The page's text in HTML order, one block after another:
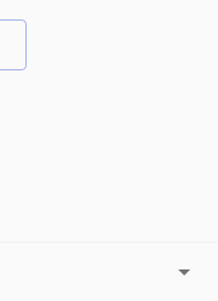
图层